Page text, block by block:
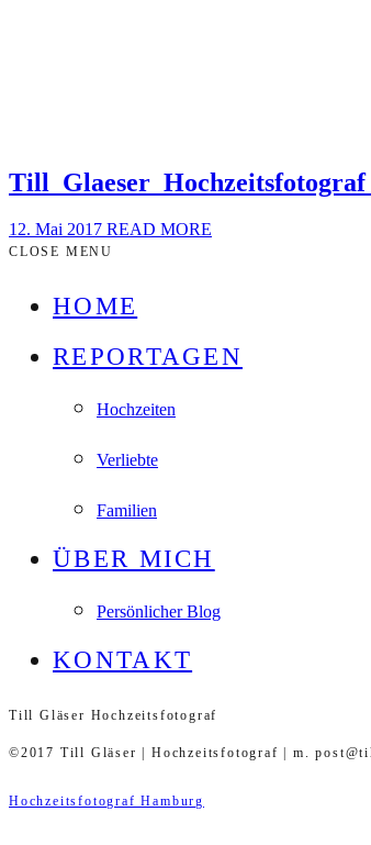
12. Mai 2017 READ MORE
CLOSE MENU
HOME
REPORTAGEN
Hochzeiten
Verliebte
Familien
ÜBER MICH
Persönlicher Blog
KONTAKT
Till Gläser Hochzeitsfotograf
©2017 Till Gläser | Hochzeitsfotograf | m.
Hochzeitsfotograf Hamburg